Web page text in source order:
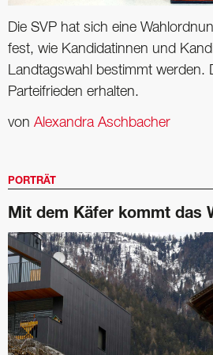
Die SVP hat sich eine
fest, wie ­Kandidatinnen und
Landtagswahl bestimmt werden.
Parteifrieden erhalten.
von Alexandra Aschbacher
PORTRÄT
Mit dem Käfer kommt das